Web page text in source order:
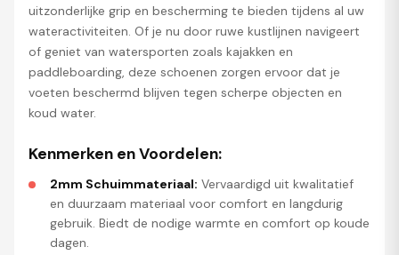
uitzonderlijke grip en bescherming te bieden tijdens al uw
wateractiviteiten. Of je nu door ruwe kustlijnen navigeert
of geniet van watersporten zoals kajakken en
paddleboarding, deze schoenen zorgen ervoor dat je
voeten beschermd blijven tegen scherpe objecten en
koud water.
Kenmerken en Voordelen:
2mm Schuimmateriaal: Vervaardigd uit kwalitatief
en duurzaam materiaal voor comfort en langdurig
gebruik. Biedt de nodige warmte en comfort op koude
dagen.